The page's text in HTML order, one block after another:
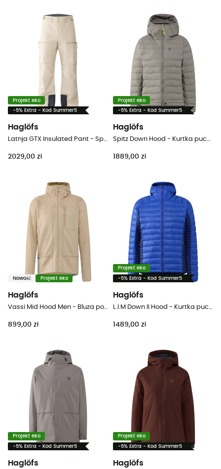
Projekt eko
-5% Extra - Kod Summer5
Haglöfs
Latnja GTX Insulated Pant - Spodnie narciarskie męskie
2029,00 zł
Projekt eko
-5% Extra - Kod Summer5
Haglöfs
Spitz Down Hood - Kurtka puchowa damski
1889,00 zł
Nowość Projekt eko
Haglöfs
Vassi Mid Hood Men - Bluza polarowa meska
899,00 zł
Projekt eko
-5% Extra - Kod Summer5
Haglöfs
L.I.M Down II Hood - Kurtka puchowa meski
1489,00 zł
Projekt eko
-5% Extra - Kod Summer5
Haglöfs
Projekt eko
-5% Extra - Kod Summer5
Haglöfs